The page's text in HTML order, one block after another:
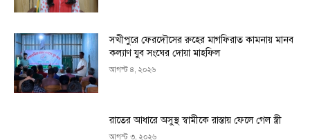
সখীপুরে ফেরদৌসের রুহের মাগফিরাত কামনায় মানব
কল্যাণ যুব সংঘের দোয়া মাহফিল
আগস্ট ৪, ২০২৬
রাতের আধারে অসুস্থ স্বামীকে রাস্তায় ফেলে গেল স্ত্রী
আগস্ট ৩, ২০২৬